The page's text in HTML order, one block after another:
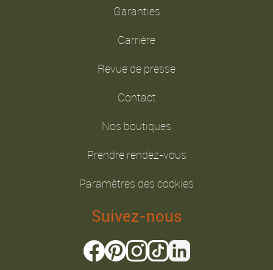
Garanties
Carrière
Revue de presse
Contact
Nos boutiques
Prendre rendez-vous
Paramètres des cookies
Suivez-nous